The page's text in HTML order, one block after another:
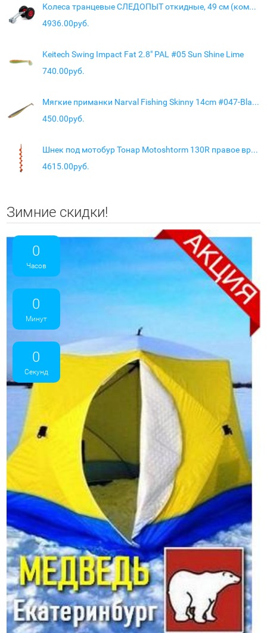
Колеса транцевые СЛЕДОПЫТ откидные, 49 см (комплект)
4936.00руб.
Keitech Swing Impact Fat 2.8" PAL #05 Sun Shine Lime
740.00руб.
Мягкие приманки Narval Fishing Skinny 14cm #047-Black Gold
450.00руб.
Шнек под мотобур Тонар Motoshtorm 130R правое вращение
4615.00руб.
Зимние скидки!
0
Часов
0
Минут
0
Секунд